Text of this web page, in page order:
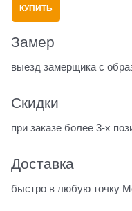
КУПИТЬ
Замер
выезд замерщика с
Скидки
при заказе более 3-х
Доставка
быстро в любую точку